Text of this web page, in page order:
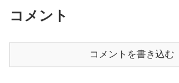
コメント
コメントを書き込む